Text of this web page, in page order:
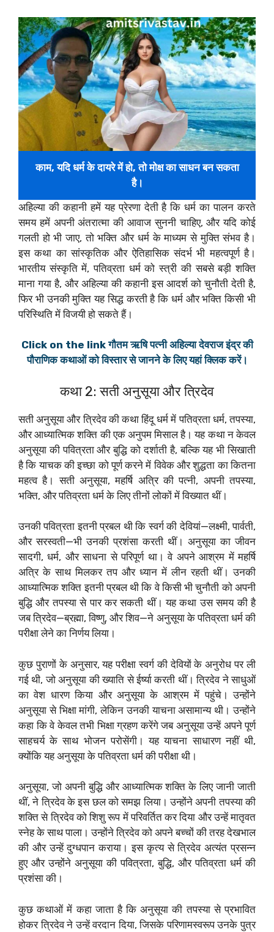
काम, यदि धर्म के दायरे में हो, तो मोक्ष का साधन बन सकता
है।
अहिल्या की कहानी हमें यह प्रेरणा देती है कि धर्म का पालन करते
समय हमें अपनी अंतरात्मा की आवाज सुननी चाहिए, और यदि कोई
गलती हो भी जाए, तो भक्ति और धर्म के माध्यम से मुक्ति संभव है।
इस कथा का सांस्कृतिक और ऐतिहासिक संदर्भ भी महत्वपूर्ण है।
भारतीय संस्कृति में, पतिव्रता धर्म को स्त्री की सबसे बड़ी शक्ति
माना गया है, और अहिल्या की कहानी इस आदर्श को चुनौती देती है,
फिर भी उनकी मुक्ति यह सिद्ध करती है कि धर्म और भक्ति किसी भी
परिस्थिति में विजयी हो सकते हैं।
Click on the link गौतम ऋषि पत्नी अहिल्या देवराज इंद्र की
पौराणिक कथाओं को विस्तार से जानने के लिए यहां क्लिक करें।
कथा 2: सती अनुसूया और त्रिदेव
सती अनुसूया और त्रिदेव की कथा हिंदू धर्म में पतिव्रता धर्म, तपस्या,
और आध्यात्मिक शक्ति की एक अनुपम मिसाल है। यह कथा न केवल
अनुसूया की पवित्रता और बुद्धि को दर्शाती है, बल्कि यह भी सिखाती
है कि याचक की इच्छा को पूर्ण करने में विवेक और शुद्धता का कितना
महत्व है। सती अनुसूया, महर्षि अत्रि की पत्नी, अपनी तपस्या,
भक्ति, और पतिव्रता धर्म के लिए तीनों लोकों में विख्यात थीं।
उनकी पवित्रता इतनी प्रबल थी कि स्वर्ग की देवियां—लक्ष्मी, पार्वती,
और सरस्वती—भी उनकी प्रशंसा करती थीं। अनुसूया का जीवन
सादगी, धर्म, और साधना से परिपूर्ण था। वे अपने आश्रम में महर्षि
अत्रि के साथ मिलकर तप और ध्यान में लीन रहती थीं। उनकी
आध्यात्मिक शक्ति इतनी प्रबल थी कि वे किसी भी चुनौती को अपनी
बुद्धि और तपस्या से पार कर सकती थीं। यह कथा उस समय की है
जब त्रिदेव—ब्रह्मा, विष्णु, और शिव—ने अनुसूया के पतिव्रता धर्म की
परीक्षा लेने का निर्णय लिया।
कुछ पुराणों के अनुसार, यह परीक्षा स्वर्ग की देवियों के अनुरोध पर ली
गई थी, जो अनुसूया की ख्याति से ईर्ष्या करती थीं। त्रिदेव ने साधुओं
का वेश धारण किया और अनुसूया के आश्रम में पहुंचे। उन्होंने
अनुसूया से भिक्षा मांगी, लेकिन उनकी याचना असामान्य थी। उन्होंने
कहा कि वे केवल तभी भिक्षा ग्रहण करेंगे जब अनुसूया उन्हें अपने पूर्ण
साहचर्य के साथ भोजन परोसेंगी। यह याचना साधारण नहीं थी,
क्योंकि यह अनुसूया के पतिव्रता धर्म की परीक्षा थी।
अनुसूया, जो अपनी बुद्धि और आध्यात्मिक शक्ति के लिए जानी जाती
थीं, ने त्रिदेव के इस छल को समझ लिया। उन्होंने अपनी तपस्या की
शक्ति से त्रिदेव को शिशु रूप में परिवर्तित कर दिया और उन्हें मातृवत
स्नेह के साथ पाला। उन्होंने त्रिदेव को अपने बच्चों की तरह देखभाल
की और उन्हें दुग्धपान कराया। इस कृत्य से त्रिदेव अत्यंत प्रसन्न
हुए और उन्होंने अनुसूया की पवित्रता, बुद्धि, और पतिव्रता धर्म की
प्रशंसा की।
कुछ कथाओं में कहा जाता है कि अनुसूया की तपस्या से प्रभावित
होकर त्रिदेव ने उन्हें वरदान दिया, जिसके परिणामस्वरूप उनके पुत्र